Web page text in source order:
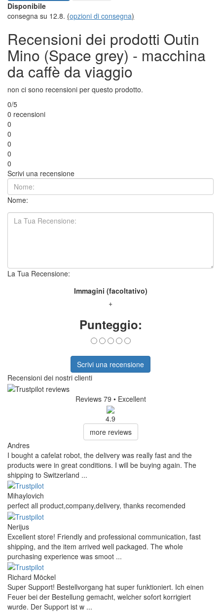
Disponibile
consegna su 12.8. (opzioni di consegna)
Recensioni dei prodotti Outin
Mino (Space grey) - macchina
da caffè da viaggio
non ci sono recensioni per questo prodotto.
0/5
0 recensioni
0
0
0
0
0
Scrivi una recensione
Nome:
La Tua Recensione:
Immagini (facoltativo)
+
Punteggio:
Scrivi una recensione
Recensioni dei nostri clienti
Reviews 79 • Excellent
4.9
more reviews
Andres
I bought a cafelat robot, the delivery was really fast and the
products were in great conditions. I will be buying again. The
shipping to Switzerland ...
Mihaylovich
perfect all product,company,delivery, thanks recomended
Nerijus
Excellent store! Friendly and professional communication, fast
shipping, and the item arrived well packaged. The whole
purchasing experience was smoot ...
Richard Möckel
Super Support! Bestellvorgang hat super funktioniert. Ich einen
Feuer bei der Bestellung gemacht, welcher sofort korrigiert
wurde. Der Support ist w ...